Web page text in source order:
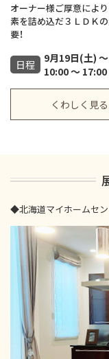
オーナー様ご厚意によ
素を詰め込だ３ＬＤＫ
要！
日程
9月19日(土)
10:00 ～ 17:00
くわしく見る
◆北海道マイホームセ